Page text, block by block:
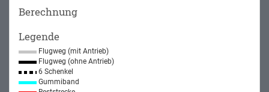
Berechnung
Legende
Flugweg (mit Antrieb)
Flugweg (ohne Antrieb)
6 Schenkel
Gummiband